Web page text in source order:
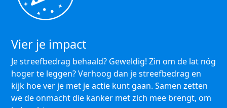
Vier je impact
Je streefbedrag behaald? Geweldig! Zin om de lat nóg
hoger te leggen? Verhoog dan je streefbedrag en
kijk hoe ver je met je actie kunt gaan. Samen zetten
we de onmacht die kanker met zich mee brengt, om